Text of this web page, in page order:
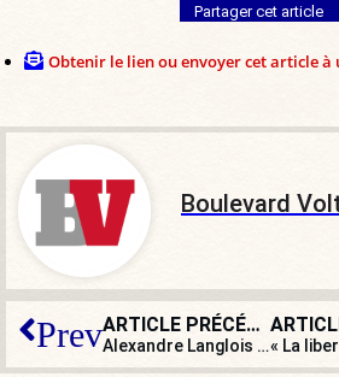
Partager cet article
Obtenir le lien ou envoyer cet article à
Boulevard
Prev ARTICLE PRÉCÉDENT
Alexandre Langlois : « C’est une fête nationale sans fête et sans Français ! »